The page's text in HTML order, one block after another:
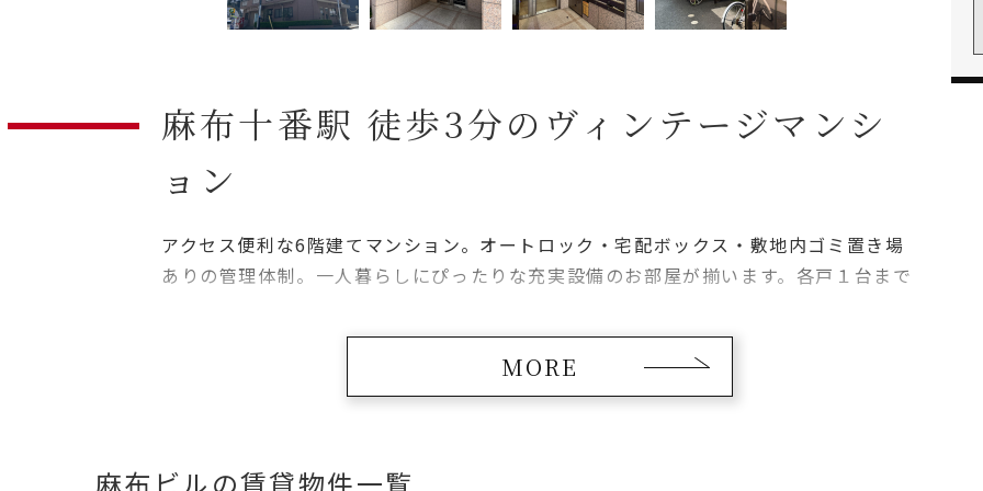
麻布十番駅 徒歩3分のヴィンテージマンシ
ョン
アクセス便利な6階建てマンション。オートロック・宅配ボックス・敷地内ゴミ置き場
ありの管理体制。一人暮らしにぴったりな充実設備のお部屋が揃います。各戸１台まで
MORE
麻布ビルの賃貸物件一覧